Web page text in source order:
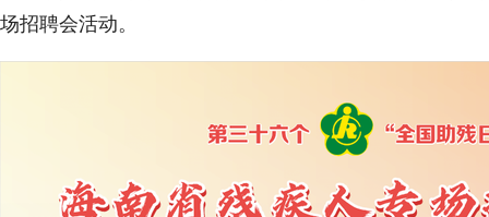
场招聘会活动。